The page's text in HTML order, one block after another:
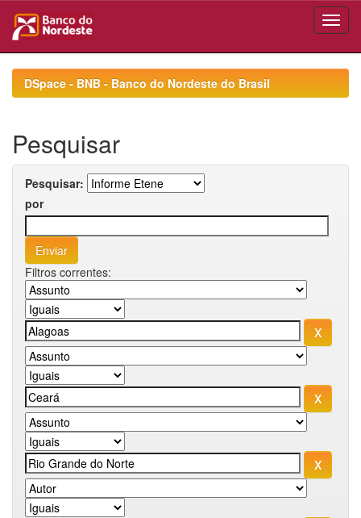
navigationDSpace - BNB - Banco do Nordeste do Brasil
Pesquisar
Pesquisar:
por
Filtros correntes: